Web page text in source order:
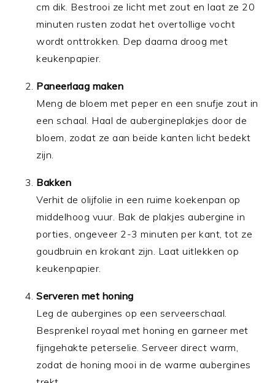
cm dik. Bestrooi ze licht met zout en laat ze 20
minuten rusten zodat het overtollige vocht
wordt onttrokken. Dep daarna droog met
keukenpapier.
Paneerlaag maken
Meng de bloem met peper en een snufje zout in
een schaal. Haal de aubergineplakjes door de
bloem, zodat ze aan beide kanten licht bedekt
zijn.
Bakken
Verhit de olijfolie in een ruime koekenpan op
middelhoog vuur. Bak de plakjes aubergine in
porties, ongeveer 2-3 minuten per kant, tot ze
goudbruin en krokant zijn. Laat uitlekken op
keukenpapier.
Serveren met honing
Leg de aubergines op een serveerschaal.
Besprenkel royaal met honing en garneer met
fijngehakte peterselie. Serveer direct warm,
zodat de honing mooi in de warme aubergines